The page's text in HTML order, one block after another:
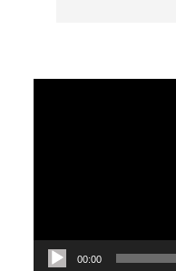
00:00